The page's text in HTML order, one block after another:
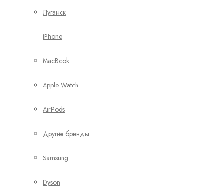
iPhone
MacBook
Apple Watch
AirPods
Другие бренды
Samsung
Dyson